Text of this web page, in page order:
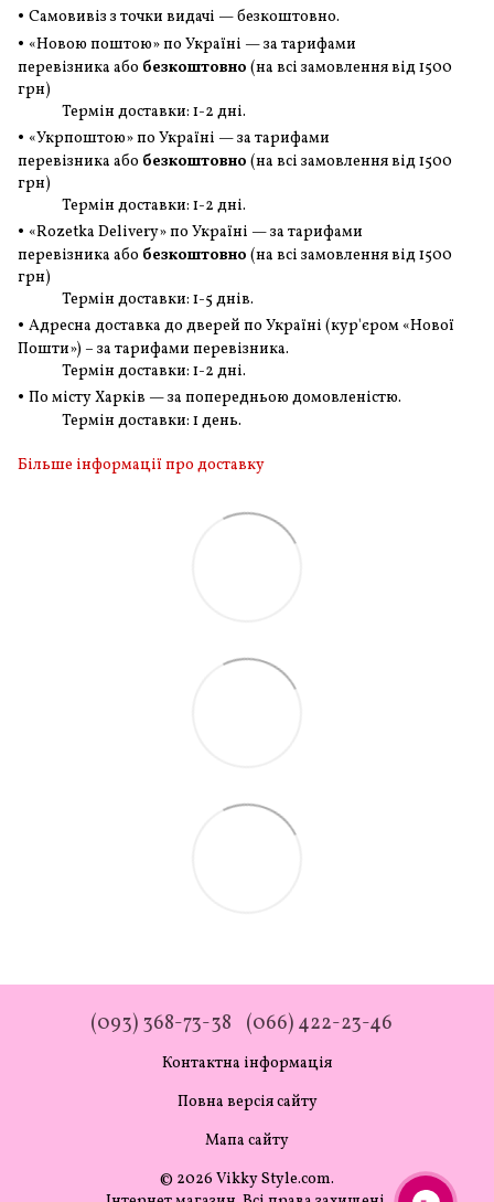
• Самовивіз з точки видачі — безкоштовно.
• «Новою поштою» по Україні — за тарифами
перевізника або безкоштовно (на всі замовленнявід 1500
грн)
Термін доставки: 1-2 дні.
• «Укрпоштою» по Україні — за тарифами
перевізника або безкоштовно (на всі замовленнявід 1500
грн)
Термін доставки: 1-2 дні.
• «Rozetka Delivery» по Україні — за тарифами
перевізника або безкоштовно (на всі замовленнявід 1500
грн)
Термін доставки: 1-5 днів.
• Адресна доставка до дверей по Україні (кур'єром «Нової
Пошти») – за тарифами перевізника.
Термін доставки: 1-2 дні.
• По місту Харків — за попередньою домовленістю.
Термін доставки: 1 день.
Більше інформації про доставку
(093) 368-73-38 (066) 422-23-46
Контактна інформація
Повна версія сайту
Мапа сайту
© 2026 Vikky Style.com.